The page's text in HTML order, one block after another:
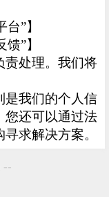
”】
”】
责处理。我们将
是我们的个人信
您还可以通过法
求解决方案。
--